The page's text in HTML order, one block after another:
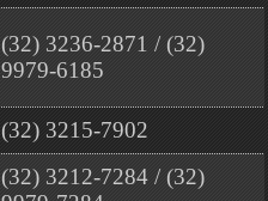
(32) 3236-2871 / (32)
9979-6185
(32) 3215-7902
(32) 3212-7284 / (32)